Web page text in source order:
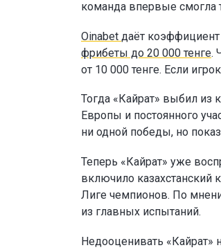
команда впервые смогла
Oinabet даёт
фрибеты до 20 000 тенге.
от 10 000 тенге. Если
Тогда «Кайрат» выбил из
Европы и постоянного
ни одной победы, но
Теперь «Кайрат» уже
включило казахстанский
Лиге чемпионов. По
из главных испытаний.
Недооценивать «Кайрат»